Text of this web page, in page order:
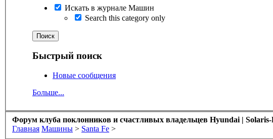
Искать в журнале Машин
Search this category only
Быстрый поиск
Новые сообщения
Больше...
Форум клуба поклонников и счастливых владельцев Hyundai |
Главная Машины > Santa Fe >